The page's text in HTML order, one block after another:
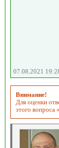
07.08.2021
Внимание!
Для оценки
этого вопроса